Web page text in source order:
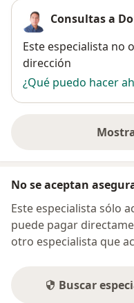
Consultas a
Disponibilidad
Este especialista no
dirección
¿Qué puedo hacer
No se aceptan
Este especialista sólo
puede pagar
otro especialista que
Buscar